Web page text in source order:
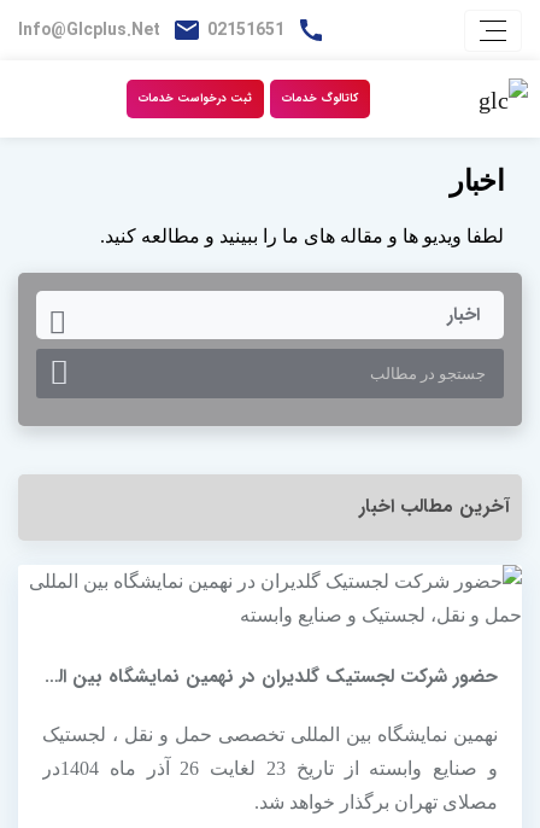
02151651
Info@glcplus.net
کاتالوگ خدمات ثبت درخواست خدمات
اخبار
لطفا ویدیو ها و مقاله های ما را ببینید و مطالعه کنید.
اخبار
آخرین مطالب اخبار
حضور شرکت لجستیک گلدیران در نهمین نمایشگاه بین المللی حمل و نقل، لجستیک...
نهمین نمایشگاه بین المللی تخصصی حمل و نقل ، لجستیک
و صنایع وابسته از تاریخ 23 لغایت 26 آذر ماه 1404در
مصلای تهران برگذار خواهد شد.